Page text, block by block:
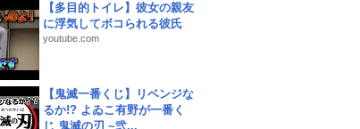
【多目的トイレ】彼女の親友
に浮気してボコられる彼氏
youtube.com
【鬼滅一番くじ】リベンジな
るか!? よゐこ有野が一番く
じ 鬼滅の刃 ~弐...